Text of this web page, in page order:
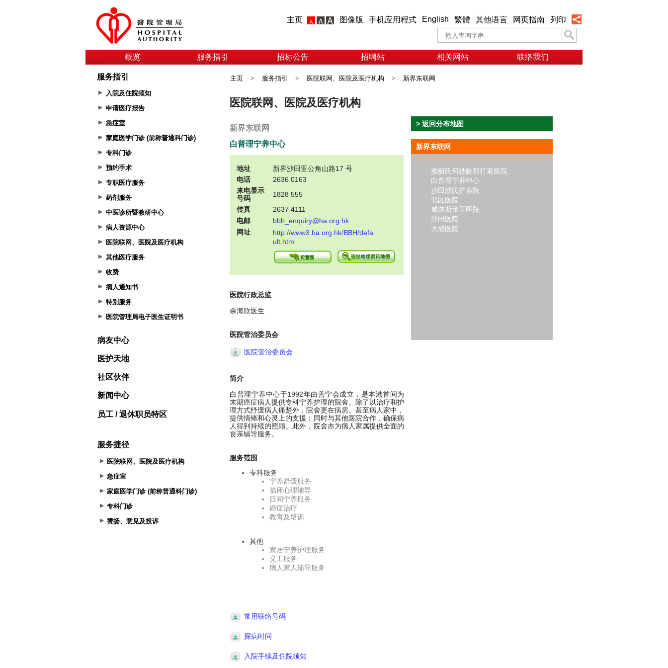
主页 图像版 手机应用程式 English 繁體 其他语言 网页指南 列印
概览 服务指引 招标公告 招聘站 相关网站 联络我们
服务指引
入院及住院须知
申请医疗报告
急症室
家庭医学门诊 (前称普通科门诊)
专科门诊
预约手术
专职医疗服务
药剂服务
中医诊所暨教研中心
病人资源中心
医院联网、医院及医疗机构
其他医疗服务
收费
病人通知书
特别服务
医院管理局电子医生证明书
病友中心
医护天地
社区伙伴
新闻中心
员工 / 退休职员特区
服务捷径
医院联网、医院及医疗机构
急症室
家庭医学门诊 (前称普通科门诊)
专科门诊
赞扬、意见及投诉
主页 > 服务指引 > 医院联网、医院及医疗机构 > 新界东联网